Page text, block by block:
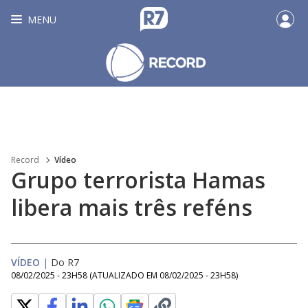
MENU
Record Vídeo
Grupo terrorista Hamas
libera mais três reféns
VÍDEO | Do R7
08/02/2025 - 23H58 (ATUALIZADO EM 08/02/2025 - 23H58)